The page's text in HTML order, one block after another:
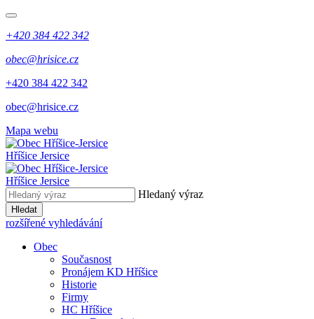
+420 384 422 342
obec@hrisice.cz
+420 384 422 342
obec@hrisice.cz
Mapa webu
Hříšice Jersice
Hříšice Jersice
Hledaný výraz
Hledat
rozšířené vyhledávání
Obec
Současnost
Pronájem KD Hříšice
Historie
Firmy
HC Hříšice